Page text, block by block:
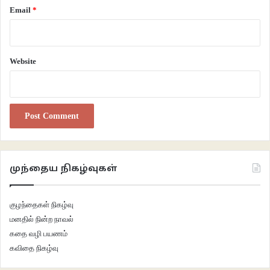
செட் முண்டு என்ற தலைப்பில் சன்னமாகப் பூப்போட்ட வெள்ளைப் புடவையும்
‘ஓணாஷம்ஸகள்’ என்று ஓண வாழ்த்தை மலையாளத்தில் சொல்ல ஆபீஸ்
கேண்டீன் நாயரிடம் ட்ரெயினிங் எடுப்பார்கள். தலை குளித்து நெற்றியில் சந்தனம்
என்ற ஓண விருந்து. ஒரு காலத்தில் ஓண சத்ய வீடுகளில் விஸ்தாரமாக
உண்டாக்கி, சாரி, சமைத்து எல்லோரும் தரையில் உட்கார்ந்து இலைபோட்டு
உண்ணப்பட்டது. இப்போது ஏதாவது பெரிய ஹோட்டலில் முன்கூட்டியே ரிசர்வ்
செய்து சுற்றமும் நட்புமாகக் கூடியிருந்து கழித்து, சாரி மறுபடியும், உண்டு மகிழ்வது
Email *
Website
முந்தைய நிகழ்வுகள்
குழந்தைகள் நிகழ்வு
மனதில் நின்ற நாவல்
கதை வழி பயணம்
கவிதை நிகழ்வு